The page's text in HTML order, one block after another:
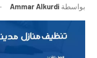
بواسطة Ammar Alkurdi